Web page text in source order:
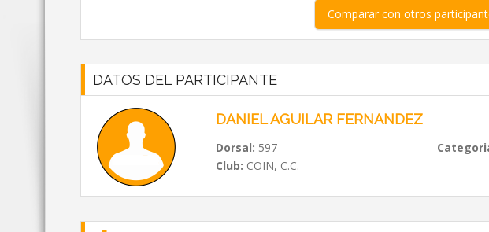
Comparar con otros
DATOS DEL PARTICIPANTE
DANIEL AGUILAR FERNANDEZ
Dorsal: 597
Club: COIN, C.C.